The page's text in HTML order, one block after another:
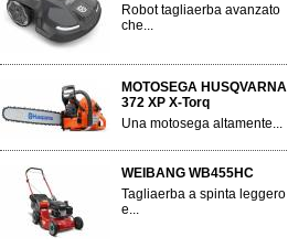
Robot tagliaerba avanzato
che...
MOTOSEGA HUSQVARNA
372 XP X-Torq
Una motosega altamente...
WEIBANG WB455HC
Tagliaerba a spinta leggero
e...